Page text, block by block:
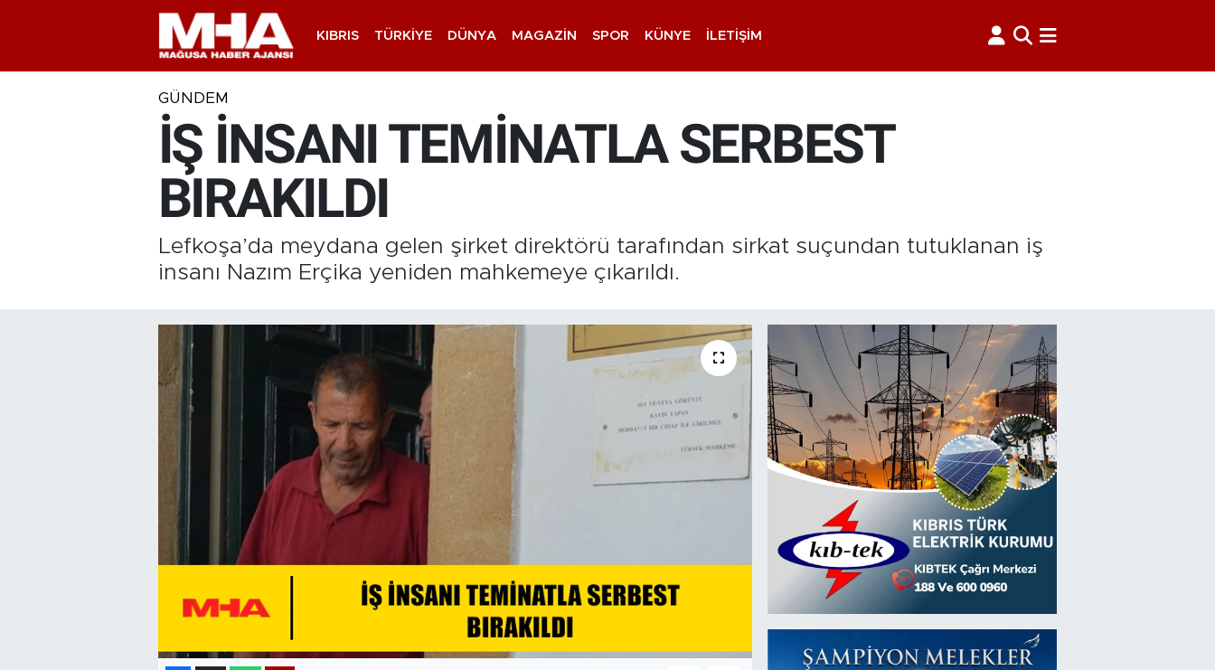
KIBRIS TÜRKIYE DÜNYA MAGAZIN SPOR KÜNYE İLETIŞIM
GÜNDEM
İŞ İNSANI TEMİNATLA SERBEST
BIRAKILDI
Lefkoşa’da meydana gelen şirket direktörü tarafından sirkat suçundan tutuklanan iş
insanı Nazım Erçika yeniden mahkemeye çıkarıldı.